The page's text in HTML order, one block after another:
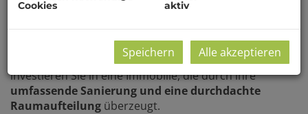
Wohnflächeinkl. 2,15 m² Loggia ein angenehmes
Wohngefühl und viel Potenzial zur individuellen
Gestaltung. Mit einem Kaufpreis von 299.000 Euro
investieren Sie in eine Immobilie, die durch ihre
umfassende Sanierung und eine durchdachte
Raumaufteilung überzeugt.
Cookies
aktiv
Speichern Alle akzeptieren